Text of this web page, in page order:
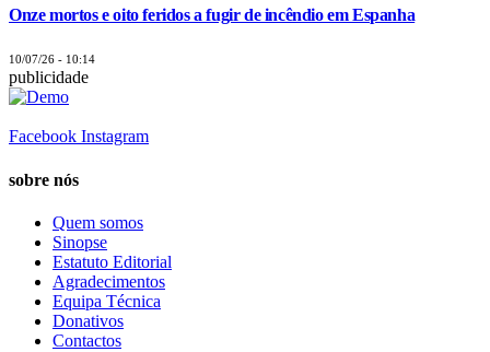
Onze mortos e oito feridos a fugir de incêndio em Espanha
10/07/26 - 10:14
publicidade
Facebook Instagram
sobre nós
Quem somos
Sinopse
Estatuto Editorial
Agradecimentos
Equipa Técnica
Donativos
Contactos